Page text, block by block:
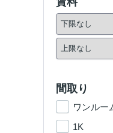
間取り
ワンルー
1K